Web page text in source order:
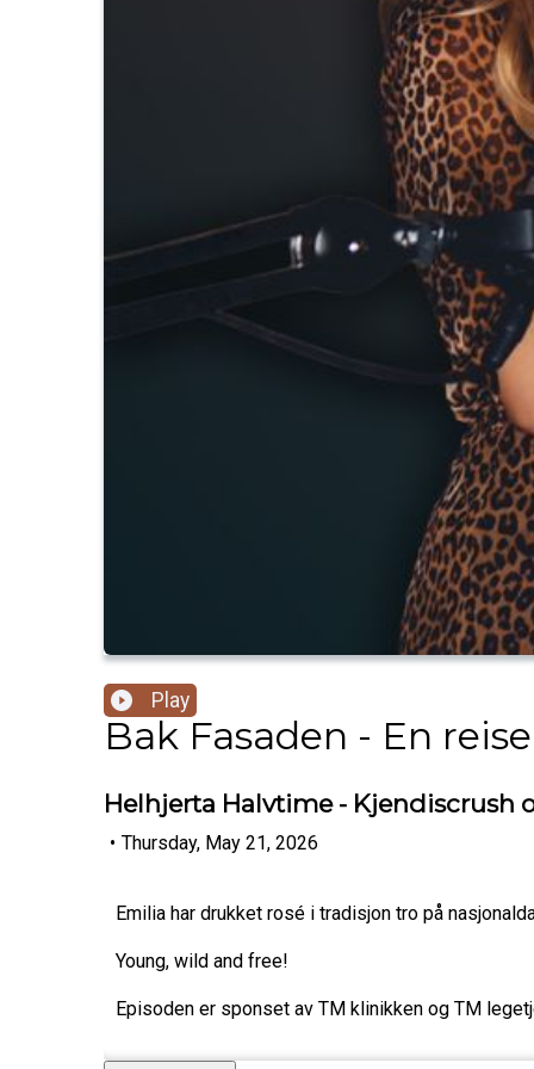
Play
Bak Fasaden - En
Helhjerta Halvtime - Kjendiscrush
• Thursday, May 21, 2026
Emilia har drukket rosé i tradisjon tro på
Young, wild and free!
Episoden er sponset av TM klinikken og TM